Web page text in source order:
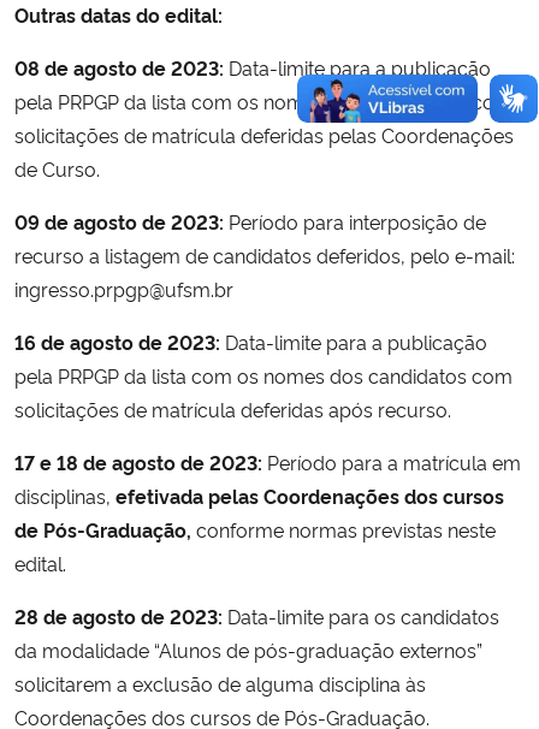
Outras datas do edital:
08 de agosto de 2023: Data-limite para a publicação
pela PRPGP da lista com os nomes dos candidatos com
solicitações de matrícula deferidas pelas Coordenações
de Curso.
09 de agosto de 2023: Período para interposição de
recurso a listagem de candidatos deferidos, pelo e-mail:
ingresso.prpgp@ufsm.br
16 de agosto de 2023: Data-limite para a publicação
pela PRPGP da lista com os nomes dos candidatos com
solicitações de matrícula deferidas após recurso.
17 e 18 de agosto de 2023: Período para a matrícula em
disciplinas, efetivada pelas Coordenações dos cursos
de Pós-Graduação, conforme normas previstas neste
edital.
28 de agosto de 2023: Data-limite para os candidatos
da modalidade “Alunos de pós-graduação externos”
solicitarem a exclusão de alguma disciplina às
Coordenações dos cursos de Pós-Graduação.